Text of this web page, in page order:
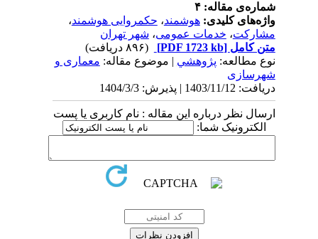
شماره‌ی مقاله: ۴
واژه‌های کلیدی:هوشمند، حکمروایی هوشمند،
مشارکت، خدمات عمومی، شهر تهران
متن کامل [PDF 1723 kb]
(۸۹۶ دریافت)
نوع مطالعه: پژوهشي | موضوع مقاله: معماری و
شهرسازی
دریافت: 1403/11/12 | پذیرش: 1404/3/3
ارسال نظر درباره این مقاله : نام کاربری یا پست
الکترونیک شما: